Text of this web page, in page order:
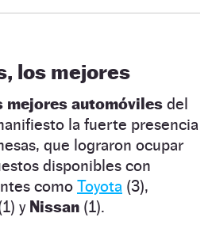
los mejores
mejores automóviles del
la fuerte presencia
que lograron ocupar
disponibles con
como Toyota (3),
y Nissan (1).